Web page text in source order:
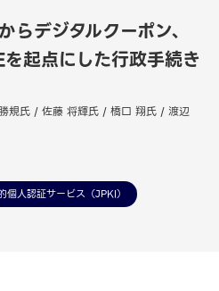
デジタルクーポン、
起点にした行政手続き
規氏 / 佐藤 将輝氏 / 橋口 翔氏 / 渡辺
個人認証サービス（JPKI）